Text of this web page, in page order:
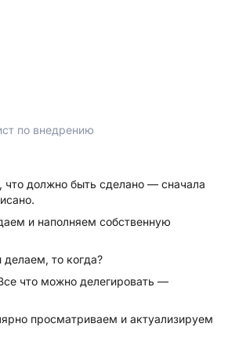
по внедрению
что должно быть сделано — сначала
и наполняем собственную
делаем, то когда?
что можно делегировать —
просматриваем и актуализируем